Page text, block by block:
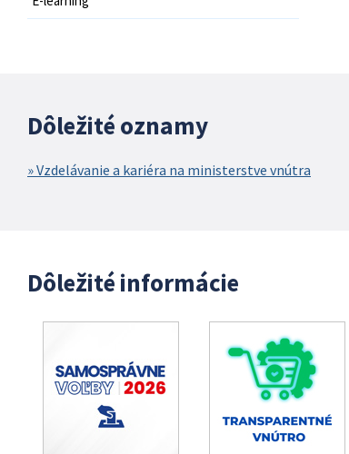
Dôležité oznamy
Vzdelávanie a kariéra na ministerstve vnútra
Dôležité informácie